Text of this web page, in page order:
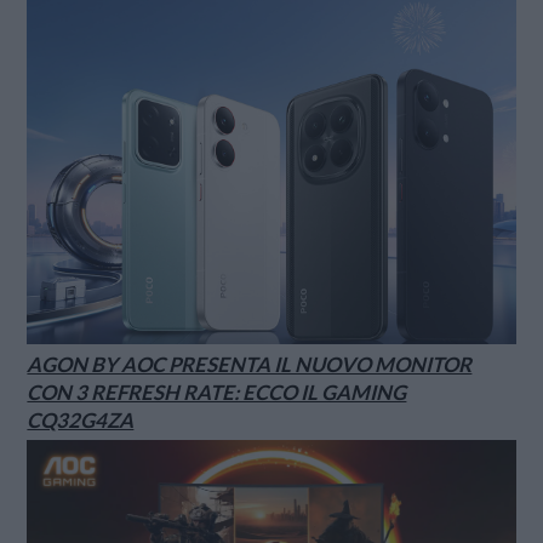
AGON BY AOC PRESENTA IL NUOVO MONITOR
CON 3 REFRESH RATE: ECCO IL GAMING
CQ32G4ZA